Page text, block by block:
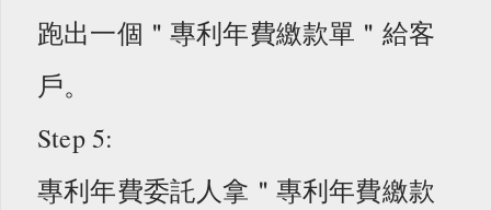
跑出一個＂專利年費繳款單＂給客
戶。
Step 5:
專利年費委託人拿＂專利年費繳款